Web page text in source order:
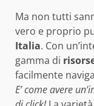
Ma non tutti
vero e proprio
Italia. Con
gamma di
facilmente
E’ come avere